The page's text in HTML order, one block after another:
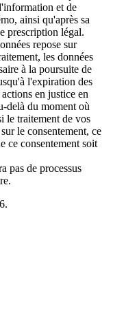
et de
ainsi qu'après sa
prescription légal.
repose sur
les données
à la poursuite de
l'expiration des
en justice en
delà du moment où
le traitement de vos
le consentement, ce
ce consentement soit
pas de processus